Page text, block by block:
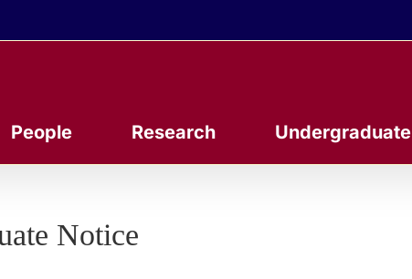
People Research Undergraduate
Notice